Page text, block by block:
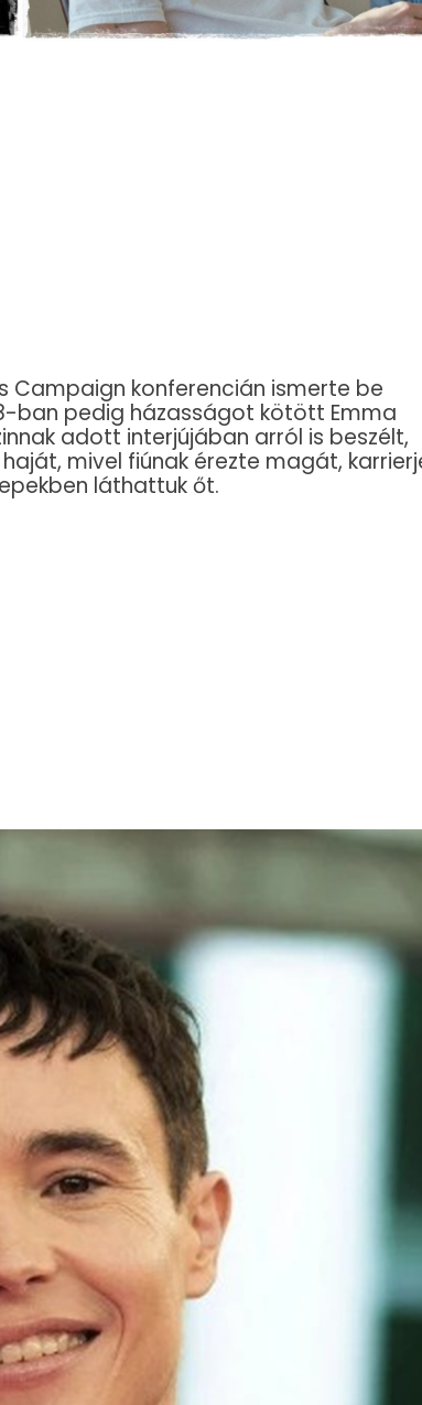
Campaign konferencián ismerte be
ban pedig házasságot kötött Emma
adott interjújában arról is beszélt,
mivel fiúnak érezte magát,
láthattuk őt.